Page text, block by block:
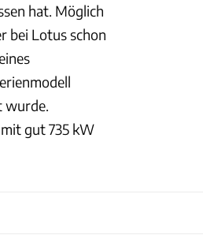
hat. Möglich
bei Lotus schon
wurde.
gut 735 kW